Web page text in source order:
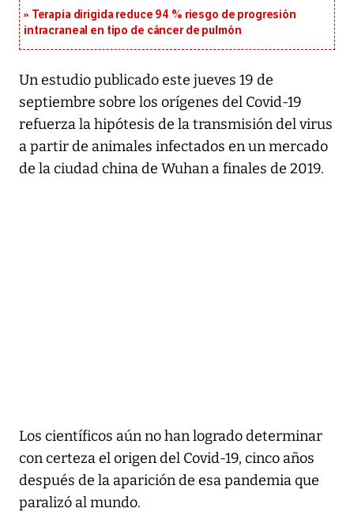
Terapia dirigida reduce 94 % riesgo de progresión
intracraneal en tipo de cáncer de pulmón
Un estudio publicado este jueves 19 de
septiembre sobre los orígenes del Covid-19
refuerza la hipótesis de la transmisión del virus
a partir de animales infectados en un mercado
de la ciudad china de Wuhan a finales de 2019.
Los científicos aún no han logrado determinar
con certeza el origen del Covid-19, cinco años
después de la aparición de esa pandemia que
paralizó al mundo.